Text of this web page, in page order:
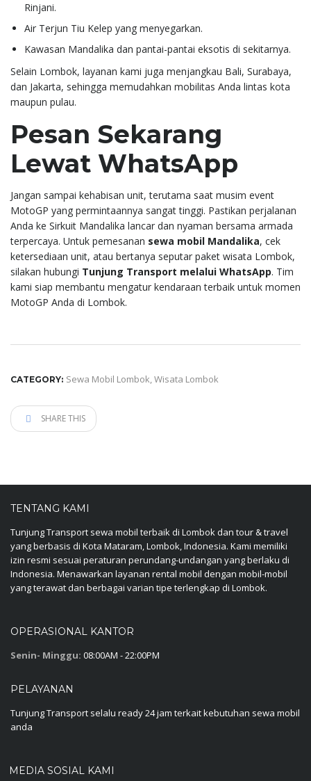
Rinjani.
Air Terjun Tiu Kelep yang menyegarkan.
Kawasan Mandalika dan pantai-pantai eksotis di sekitarnya.
Selain Lombok, layanan kami juga menjangkau Bali, Surabaya,
dan Jakarta, sehingga memudahkan mobilitas Anda lintas kota
maupun pulau.
Pesan Sekarang
Lewat WhatsApp
Jangan sampai kehabisan unit, terutama saat musim event
MotoGP yang permintaannya sangat tinggi. Pastikan perjalanan
Anda ke Sirkuit Mandalika lancar dan nyaman bersama armada
terpercaya. Untuk pemesanan sewa mobil Mandalika, cek
ketersediaan unit, atau bertanya seputar paket wisata Lombok,
silakan hubungi Tunjung Transport melalui WhatsApp. Tim
kami siap membantu mengatur kendaraan terbaik untuk momen
MotoGP Anda di Lombok.
CATEGORY: Sewa Mobil Lombok,Wisata Lombok
SHARE THIS
TENTANG KAMI
Tunjung Transport sewa mobil terbaik di Lombok dan tour & travel
yang berbasis di Kota Mataram, Lombok, Indonesia. Kami memiliki
izin resmi sesuai peraturan perundang-undangan yang berlaku di
Indonesia. Menawarkan layanan rental mobil dengan mobil-mobil
yang terawat dan berbagai varian tipe terlengkap di Lombok.
OPERASIONAL KANTOR
Senin- Minggu: 08:00AM - 22:00PM
PELAYANAN
Tunjung Transport selalu ready 24 jam terkait kebutuhan sewa mobil
anda
MEDIA SOSIAL KAMI